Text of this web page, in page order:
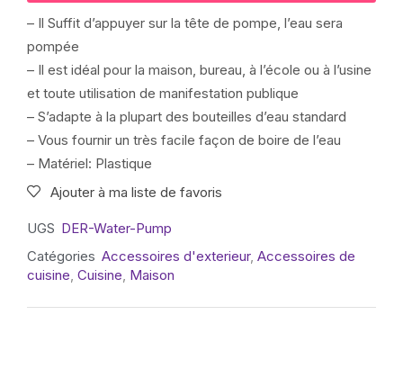
– Il Suffit d’appuyer sur la tête de pompe, l’eau sera
pompée
– Il est idéal pour la maison, bureau, à l’école ou à l’usine
et toute utilisation de manifestation publique
– S’adapte à la plupart des bouteilles d’eau standard
– Vous fournir un très facile façon de boire de l’eau
– Matériel: Plastique
Ajouter à ma liste de favoris
UGS DER-Water-Pump
Catégories Accessoires d'exterieur, Accessoires de
cuisine, Cuisine, Maison